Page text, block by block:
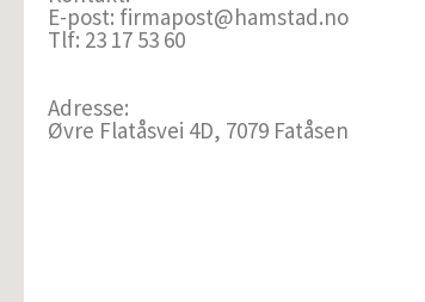
E-post: firmapost@hamstad.no
Tlf: 23 17 53 60
Adresse:
Øvre Flatåsvei 4D, 7079 Fatåsen